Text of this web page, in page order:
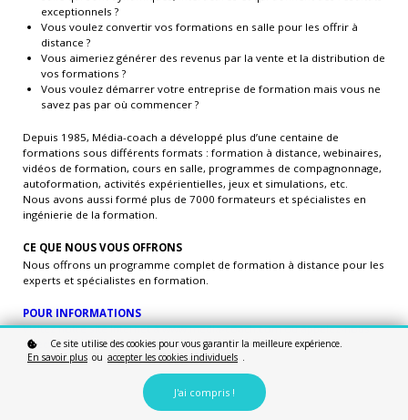
exceptionnels ?
Vous voulez convertir vos formations en salle pour les offrir à
distance ?
Vous aimeriez générer des revenus par la vente et la distribution de
vos formations ?
Vous voulez démarrer votre entreprise de formation mais vous ne
savez pas par où commencer ?
Depuis 1985, Média-coach a développé plus d’une centaine de
formations sous différents formats : formation à distance, webinaires,
vidéos de formation, cours en salle, programmes de compagnonnage,
autoformation, activités expérientielles, jeux et simulations, etc.
Nous avons aussi formé plus de 7000 formateurs et spécialistes en
ingénierie de la formation.
CE QUE NOUS VOUS OFFRONS
Nous offrons un programme complet de formation à distance pour les
experts et spécialistes en formation.
POUR INFORMATIONS
Visitez notre site Internet à www.media-coach.com ou appelez-nous
directement au 514 990-0022.
Ce site utilise des cookies pour vous garantir la meilleure expérience.
En savoir plus ou accepter les cookies individuels .
J'ai compris !